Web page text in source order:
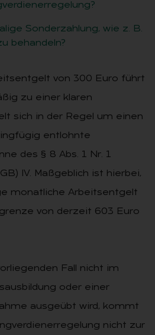
Sonderzahlung, wie z. B.
behandeln?
von 300 Euro führt
zu einer klaren
sich in der Regel um einen
entlohnte
des § 8 Abs. 1 Nr. 1
IV. Maßgeblich ist hierbei,
monatliche Arbeitsentgelt
von derzeit 603 Euro
Fall nicht im
oder einer
ausgeübt wird, kommt
nicht zur